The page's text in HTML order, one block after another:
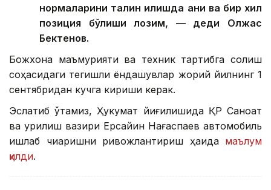
нормаларини талқин қилишда аниқ ва бир хил
позиция бўлиши лозим, — деди Олжас
Бектенов.
Божхона маъмурияти ва техник тартибга солиш
соҳасидаги тегишли ёндашувлар жорий йилнинг 1
сентябридан кучга кириши керак.
Эслатиб ўтамиз, Ҳукумат йиғилишида ҚР Саноат
ва қурилиш вазири Ерсайин Нағаспаев автомобиль
ишлаб чиқаришни ривожлантириш ҳақида маълум
қилди.